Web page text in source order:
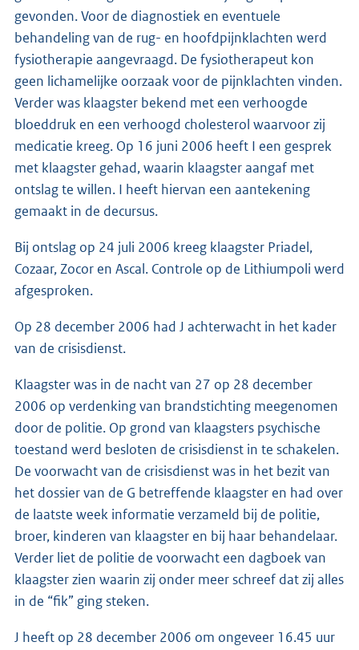
gevonden. Voor de diagnostiek en eventuele
behandeling van de rug- en hoofdpijnklachten werd
fysiotherapie aangevraagd. De fysiotherapeut kon
geen lichamelijke oorzaak voor de pijnklachten vinden.
Verder was klaagster bekend met een verhoogde
bloeddruk en een verhoogd cholesterol waarvoor zij
medicatie kreeg. Op 16 juni 2006 heeft I een gesprek
met klaagster gehad, waarin klaagster aangaf met
ontslag te willen. I heeft hiervan een aantekening
gemaakt in de decursus.
Bij ontslag op 24 juli 2006 kreeg klaagster Priadel,
Cozaar, Zocor en Ascal. Controle op de Lithiumpoli werd
afgesproken.
Op 28 december 2006 had J achterwacht in het kader
van de crisisdienst.
Klaagster was in de nacht van 27 op 28 december
2006 op verdenking van brandstichting meegenomen
door de politie. Op grond van klaagsters psychische
toestand werd besloten de crisisdienst in te schakelen.
De voorwacht van de crisisdienst was in het bezit van
het dossier van de G betreffende klaagster en had over
de laatste week informatie verzameld bij de politie,
broer, kinderen van klaagster en bij haar behandelaar.
Verder liet de politie de voorwacht een dagboek van
klaagster zien waarin zij onder meer schreef dat zij alles
in de “fik” ging steken.
J heeft op 28 december 2006 om ongeveer 16.45 uur